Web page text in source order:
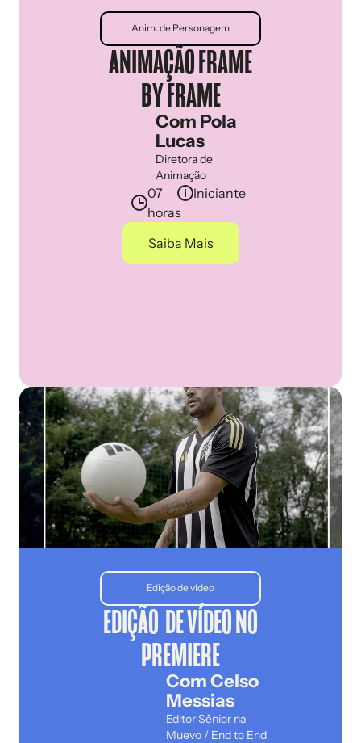
Anim. de Personagem
ANIMAÇÃO FRAME
BY FRAME
Com Pola
Lucas
Diretora de
Animação
07
horas
Iniciante
Saiba Mais
Edição de vídeo
EDIÇÃO DE VÍDEO NO
PREMIERE
Com Celso
Messias
Editor Sênior na
Muevo / End to End